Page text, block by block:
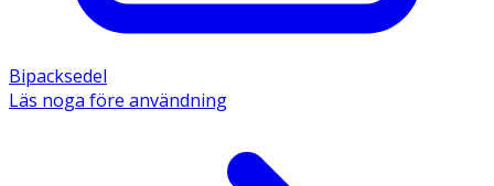
Bipacksedel
Läs noga före användning